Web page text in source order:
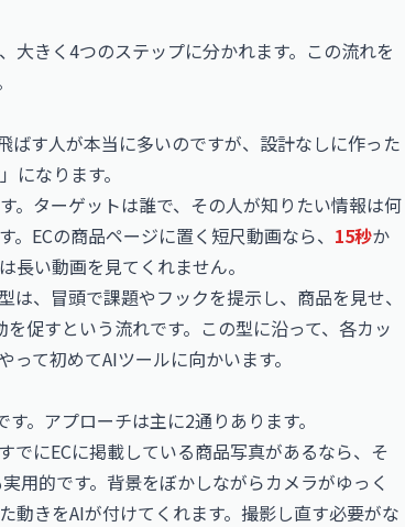
大きく4つのステップに分かれます。この流れを
ばす人が本当に多いのですが、設計なしに作った
になります。
。ターゲットは誰で、その人が知りたい情報は何
ECの商品ページに置く短尺動画なら、 15秒か
長い動画を見てくれません。
、冒頭で課題やフックを提示し、商品を見せ、
促すという流れです。この型に沿って、各カッ
て初めてAIツールに向かいます。
。アプローチは主に2通りあります。
でにECに掲載している商品写真があるなら、そ
用的です。背景をぼかしながらカメラがゆっく
動きをAIが付けてくれます。撮影し直す必要がな